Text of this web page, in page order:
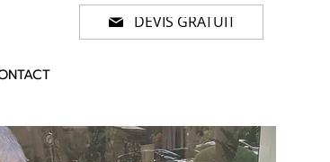
DEVIS GRATUIT